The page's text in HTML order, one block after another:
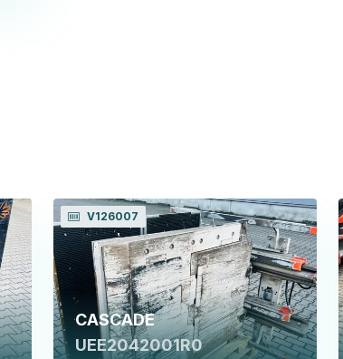
V126007
CASCADE
UEE2042001R0